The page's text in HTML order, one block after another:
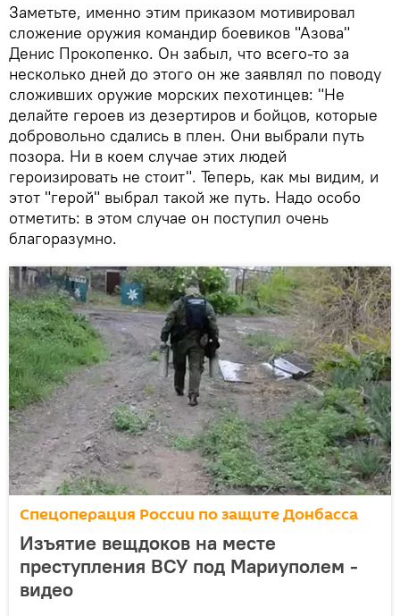
Заметьте, именно этим приказом мотивировал
сложение оружия командир боевиков "Азова"
Денис Прокопенко. Он забыл, что всего-то за
несколько дней до этого он же заявлял по поводу
сложивших оружие морских пехотинцев: "Не
делайте героев из дезертиров и бойцов, которые
добровольно сдались в плен. Они выбрали путь
позора. Ни в коем случае этих людей
героизировать не стоит". Теперь, как мы видим, и
этот "герой" выбрал такой же путь. Надо особо
отметить: в этом случае он поступил очень
благоразумно.
Спецоперация России по защите Донбасса
Изъятие вещдоков на месте
преступления ВСУ под Мариуполем -
видео